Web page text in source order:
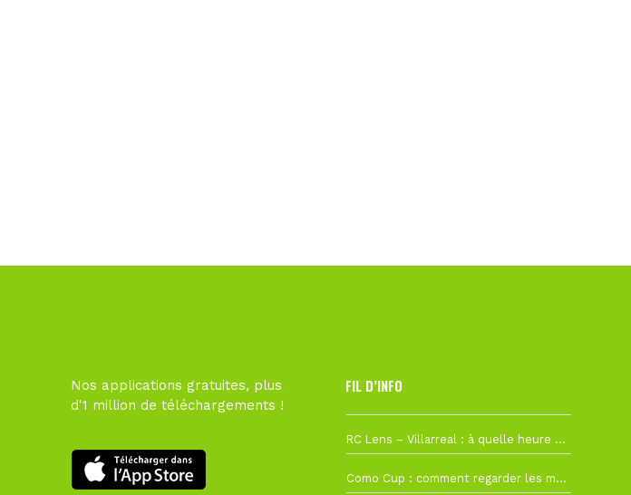
Nos applications gratuites, plus
d'1 million de téléchargements !
FIL D’INFO
RC Lens – Villarreal : à quelle heure et sur quelle chaîne voir la finale de la Como Cup ?
Como Cup : comment regarder les matchs du RC Lens en direct ?